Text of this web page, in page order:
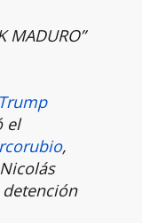
MADURO”
el
,